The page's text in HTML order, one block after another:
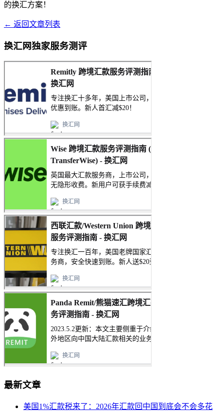
的换汇方案！
← 返回文章列表
换汇网独家服务测评
最新文章
美国1%汇款税来了：2026年汇款回中国到底会不会多花